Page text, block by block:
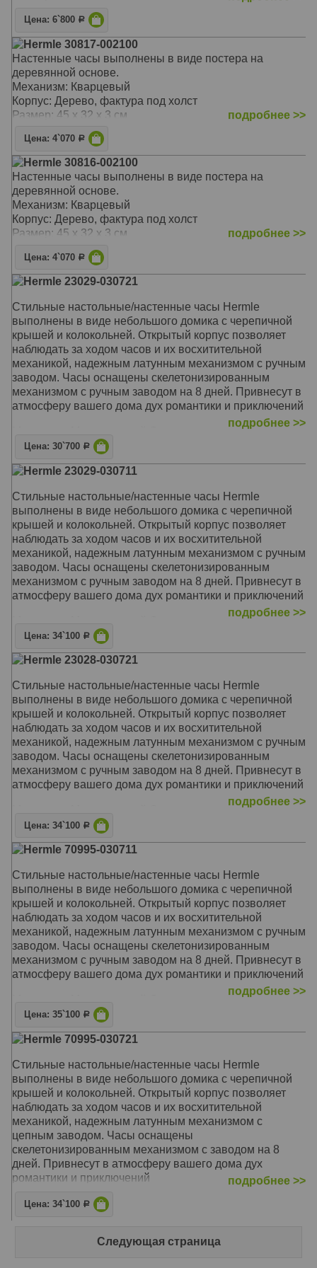
Цена: 6`800 Р
Hermle 30817-002100
Настенные часы выполнены в виде постера на
деревянной основе.
Механизм: Кварцевый
Корпус: Дерево, фактура под холст
Размер: 45 х 32 х 3 см
подробнее >>
Цена: 4`070 Р
Hermle 30816-002100
Настенные часы выполнены в виде постера на
деревянной основе.
Механизм: Кварцевый
Корпус: Дерево, фактура под холст
Размер: 45 х 32 х 3 см
подробнее >>
Цена: 4`070 Р
Hermle 23029-030721
Стильные настольные/настенные часы Hermle
выполнены в виде небольшого домика с черепичной
крышей и колокольней. Открытый корпус позволяет
наблюдать за ходом часов и их восхитительной
механикой, надежным латунным механизмом с ручным
заводом. Часы оснащены скелетонизированным
механизмом с ручным заводом на 8 дней. Привнесут в
атмосферу вашего дома дух романтики и приключений
Корпус: Орех, латунь
Размер: 32 х 24 х 16 см
подробнее >>
Цена: 30`700 Р
Hermle 23029-030711
Стильные настольные/настенные часы Hermle
выполнены в виде небольшого домика с черепичной
крышей и колокольней. Открытый корпус позволяет
наблюдать за ходом часов и их восхитительной
механикой, надежным латунным механизмом с ручным
заводом. Часы оснащены скелетонизированным
механизмом с ручным заводом на 8 дней. Привнесут в
атмосферу вашего дома дух романтики и приключений
Корпус: Орех, латунь
Размер: 32 х 24 х 16 см
подробнее >>
Цена: 34`100 Р
Hermle 23028-030721
Стильные настольные/настенные часы Hermle
выполнены в виде небольшого домика с черепичной
крышей и колокольней. Открытый корпус позволяет
наблюдать за ходом часов и их восхитительной
механикой, надежным латунным механизмом с ручным
заводом. Часы оснащены скелетонизированным
механизмом с ручным заводом на 8 дней. Привнесут в
атмосферу вашего дома дух романтики и приключений
Корпус: Орех, латунь
Размер: 32 х 24 х 16 см
подробнее >>
Цена: 34`100 Р
Hermle 70995-030711
Стильные настольные/настенные часы Hermle
выполнены в виде небольшого домика с черепичной
крышей и колокольней. Открытый корпус позволяет
наблюдать за ходом часов и их восхитительной
механикой, надежным латунным механизмом с ручным
заводом. Часы оснащены скелетонизированным
механизмом с ручным заводом на 8 дней. Привнесут в
атмосферу вашего дома дух романтики и приключений
Корпус: Орех, латунь
Размер: 63 х 27 х 19 см
подробнее >>
Цена: 35`100 Р
Hermle 70995-030721
Стильные настольные/настенные часы Hermle
выполнены в виде небольшого домика с черепичной
крышей и колокольней. Открытый корпус позволяет
наблюдать за ходом часов и их восхитительной
механикой, надежным латунным механизмом с
цепным заводом. Часы оснащены
скелетонизированным механизмом с заводом на 8
дней. Привнесут в атмосферу вашего дома дух
романтики и приключений
Механизм: Механический Скелетон
Размер: 63 х 27 х 19 см
подробнее >>
Цена: 34`100 Р
Следующая страница